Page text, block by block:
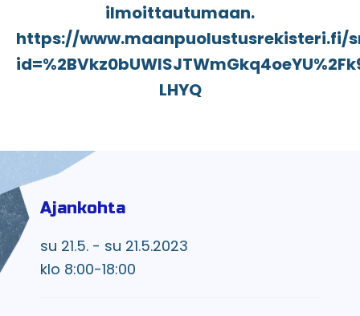
ilmoittautumaan.
https://
LHYQ
Ajankohta
su 21.5. - su 21.5.2023
klo 8:00-18:00